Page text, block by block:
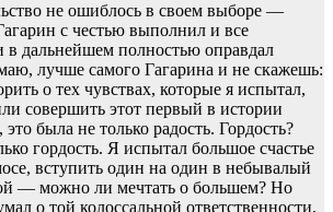
не ошиблось в своем выборе —
с честью выполнил и все
в дальнейшем полностью оправдал
лучше самого Гагарина и не скажешь:
о тех чувствах, которые я испытал,
совершить этот первый в истории
это была не только радость. Гордость?
гордость. Я испытал большое счастье
вступить один на один в небывалый
— можно ли мечтать о большем? Но
о той колоссальной ответственности,